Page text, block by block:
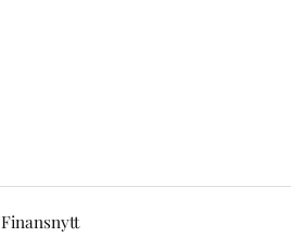
Finansnytt